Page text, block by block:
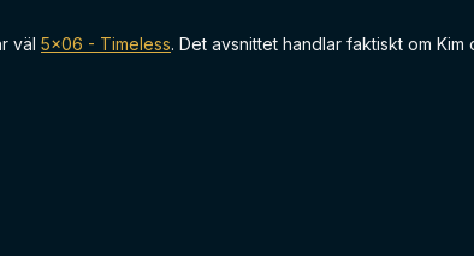
väl 5x06 - Timeless. Det avsnittet handlar faktiskt om